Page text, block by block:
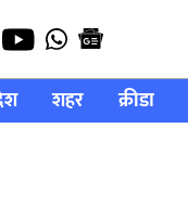
शहर क्रीडा